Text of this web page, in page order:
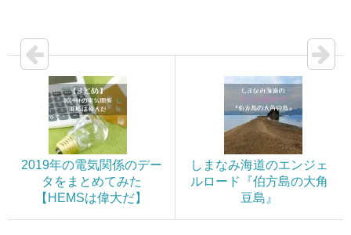
2019年の電気関係のデー
タをまとめてみた
【HEMSは偉大だ】
しまなみ海道のエンジェ
ルロード『伯方島の大角
豆島』